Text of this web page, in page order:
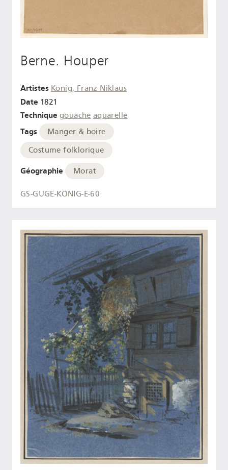
Berne. Houper
Artistes König, Franz Niklaus
Date 1821
Technique gouache aquarelle
Tags
Manger & boire
Costume folklorique
Géographie Morat
GS-GUGE-KÖNIG-E-60